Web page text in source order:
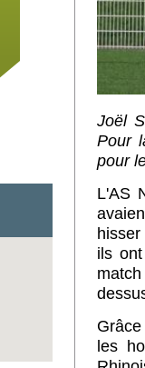
Joël
Pour
pour
L'AS
ils
les